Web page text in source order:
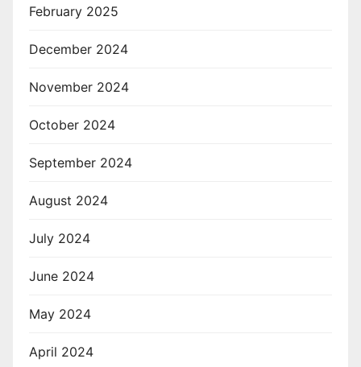
February 2025
December 2024
November 2024
October 2024
September 2024
August 2024
July 2024
June 2024
May 2024
April 2024